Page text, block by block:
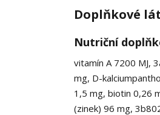
Doplňkové
Nutriční
vitamín A 7200 MJ,
mg, D-
1,5 mg, biotin 0,26
(zinek) 96 mg,